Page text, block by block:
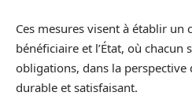
Ces mesures visent à établir un
bénéficiaire et l’État, où chacun
obligations, dans la perspective
durable et satisfaisant.